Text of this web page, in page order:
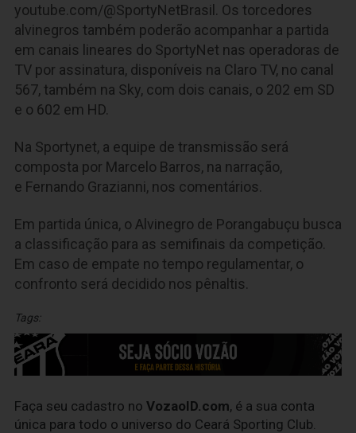
youtube.com/@SportyNetBrasil. Os torcedores
alvinegros também poderão acompanhar a partida
em canais lineares do SportyNet nas operadoras de
TV por assinatura, disponíveis na Claro TV, no canal
567, também na Sky, com dois canais, o 202 em SD
e o 602 em HD.
Na Sportynet, a equipe de transmissão será
composta por Marcelo Barros, na narração,
e Fernando Grazianni, nos comentários.
Em partida única, o Alvinegro de Porangabuçu busca
a classificação para as semifinais da competição.
Em caso de empate no tempo regulamentar, o
confronto será decidido nos pênaltis.
Tags:
Faça seu cadastro no VozaoID.com, é a sua conta
única para todo o universo do Ceará Sporting Club.